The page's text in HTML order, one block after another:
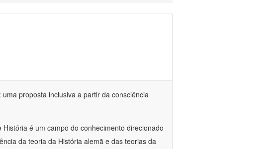
proposta inclusiva a partir da consciência
é um campo do conhecimento direcionado
da teoria da História alemã e das teorias da